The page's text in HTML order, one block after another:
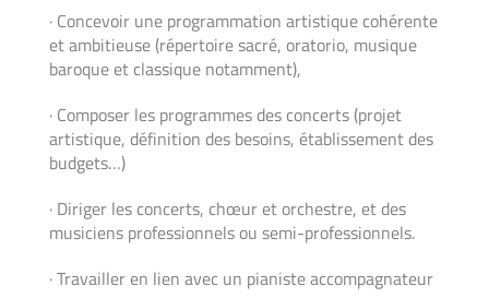
· Concevoir une programmation artistique cohérente
et ambitieuse (répertoire sacré, oratorio, musique
baroque et classique notamment),
· Composer les programmes des concerts (projet
artistique, définition des besoins, établissement des
budgets…)
· Diriger les concerts, chœur et orchestre, et des
musiciens professionnels ou semi-professionnels.
· Travailler en lien avec un pianiste accompagnateur